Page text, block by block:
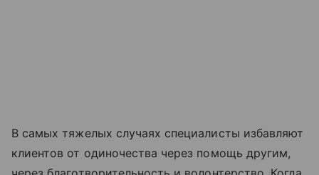
В самых тяжелых случаях специалисты избавляют
клиентов от одиночества через помощь другим,